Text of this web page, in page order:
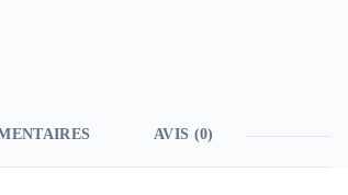
AVIS (0)